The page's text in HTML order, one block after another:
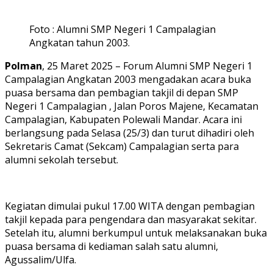
Foto : Alumni SMP Negeri 1 Campalagian
Angkatan tahun 2003.
Polman, 25 Maret 2025 – Forum Alumni SMP Negeri 1
Campalagian Angkatan 2003 mengadakan acara buka
puasa bersama dan pembagian takjil di depan SMP
Negeri 1 Campalagian , Jalan Poros Majene, Kecamatan
Campalagian, Kabupaten Polewali Mandar. Acara ini
berlangsung pada Selasa (25/3) dan turut dihadiri oleh
Sekretaris Camat (Sekcam) Campalagian serta para
alumni sekolah tersebut.
Kegiatan dimulai pukul 17.00 WITA dengan pembagian
takjil kepada para pengendara dan masyarakat sekitar.
Setelah itu, alumni berkumpul untuk melaksanakan buka
puasa bersama di kediaman salah satu alumni,
Agussalim/Ulfa.